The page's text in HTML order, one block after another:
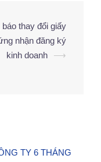
báo thay đổi giấy
nhận đăng ký
kinh doanh
⟶
TY 6 THÁNG